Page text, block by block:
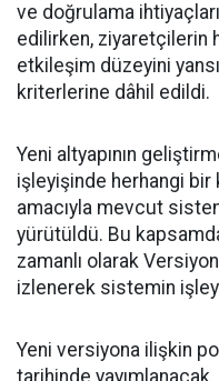
ve doğrulama
edilirken, ziyaretçilerin
etkileşim düzeyini
kriterlerine dâhil edildi.
Yeni altyapının
işleyişinde herhangi bir
amacıyla mevcut
yürütüldü. Bu
zamanlı olarak
izlenerek sistemin
Yeni versiyona ilişkin
tarihinde